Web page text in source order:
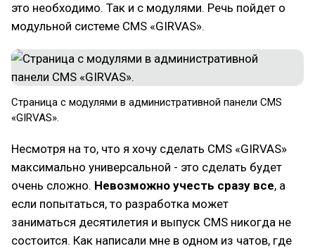
это необходимо. Так и с модулями. Речь пойдет о
модульной системе CMS «GIRVAS».
Страница с модулями в административной панели CMS
«GIRVAS».
Несмотря на то, что я хочу сделать CMS «GIRVAS»
максимально универсальной - это сделать будет
очень сложно. Невозможно учесть сразу все, а
если попытаться, то разработка может
заниматься десятилетия и выпуск CMS никогда не
состоится. Как написали мне в одном из чатов, где